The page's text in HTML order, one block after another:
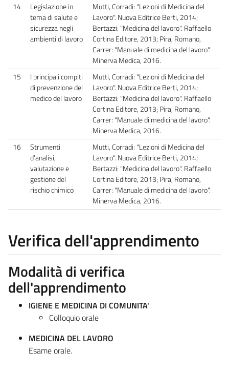
14
Legislazione in
tema di salute e
sicurezza negli
ambienti di lavoro
Mutti, Corradi: "Lezioni di Medicina del
Lavoro". Nuova Editrice Berti, 2014;
Bertazzi: "Medicina del lavoro". Raffaello
Cortina Editore, 2013; Pira, Romano,
Carrer: "Manuale di medicina del lavoro".
Minerva Medica, 2016.
15
I principali compiti
di prevenzione del
medico del lavoro
Mutti, Corradi: "Lezioni di Medicina del
Lavoro". Nuova Editrice Berti, 2014;
Bertazzi: "Medicina del lavoro". Raffaello
Cortina Editore, 2013; Pira, Romano,
Carrer: "Manuale di medicina del lavoro".
Minerva Medica, 2016.
16
Strumenti
d’analisi,
valutazione e
gestione del
rischio chimico
Mutti, Corradi: "Lezioni di Medicina del
Lavoro". Nuova Editrice Berti, 2014;
Bertazzi: "Medicina del lavoro". Raffaello
Cortina Editore, 2013; Pira, Romano,
Carrer: "Manuale di medicina del lavoro".
Minerva Medica, 2016.
Verifica dell'apprendimento
Modalità di verifica
dell'apprendimento
IGIENE E MEDICINA DI COMUNITA'
Colloquio orale
MEDICINA DEL LAVORO
Esame orale.